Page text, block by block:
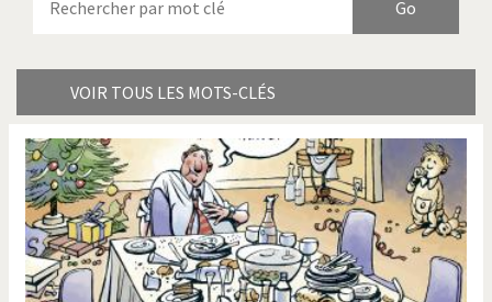
VOIR TOUS LES MOTS-CLÉS
Bye Biden! Catholique ou pas très?
Chère énergie! Crise grecque
Cybermonde
Du printemps arabe à
l'hiver
Election présidentielle US Guerre en Syrie